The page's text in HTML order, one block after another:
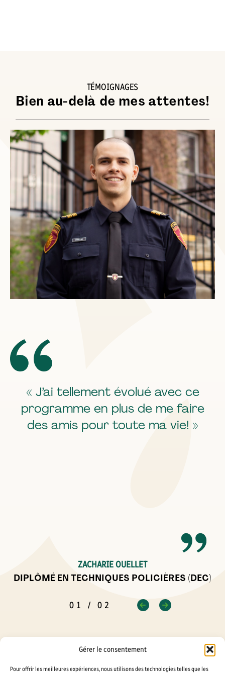
Gérer le consentement
Pour offrir les meilleures expériences, nous utilisons des technologies telles que les
TÉMOIGNAGES
Bien au-delà de mes attentes!
« J’ai tellement évolué avec ce
programme en plus de me faire
des amis pour toute ma vie! »
ZACHARIE OUELLET
DIPLÔMÉ EN TECHNIQUES POLICIÈRES (DEC)
01 / 02